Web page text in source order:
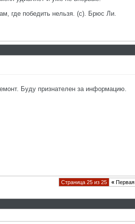
где победить нельзя. (с). Брюс Ли.
Буду признателен за информацию.
Страница 25 из 25 « Первая